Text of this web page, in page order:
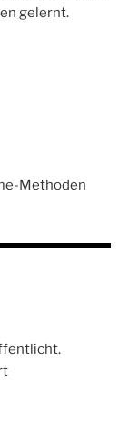
gelernt.
Methoden